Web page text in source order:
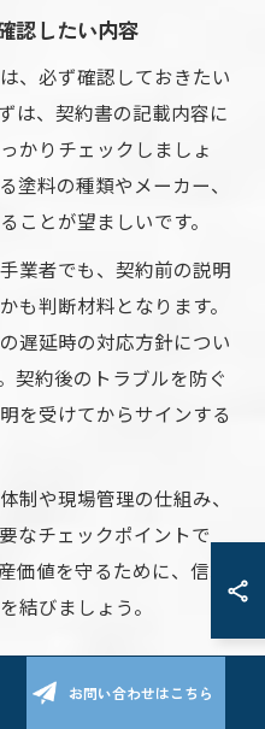
認したい内容
、必ず確認しておきたい
は、契約書の記載内容に
かりチェックしましょ
塗料の種類やメーカー、
ことが望ましいです。
業者でも、契約前の説明
も判断材料となります。
遅延時の対応方針につい
契約後のトラブルを防ぐ
を受けてからサインする
制や現場管理の仕組み、
なチェックポイントで
価値を守るために、信頼
結びましょう。
で注目したい点
お問い合わせはこちら